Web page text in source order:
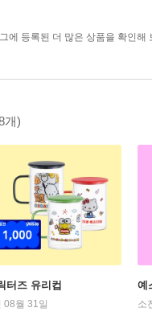
에 등록된 더 많은 상품을 확인해
개)
터즈 유리컵
월 31일
예
소